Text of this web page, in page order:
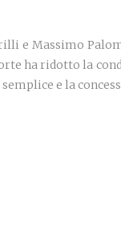
e Massimo
ha ridotto la
e la